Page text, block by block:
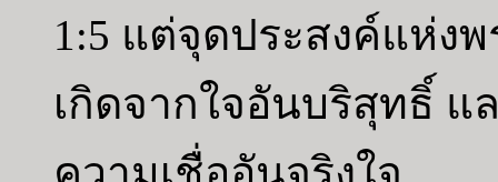
1:5 แต่จุดประสงค์แห่
เกิดจากใจอันบริสุทธิ์